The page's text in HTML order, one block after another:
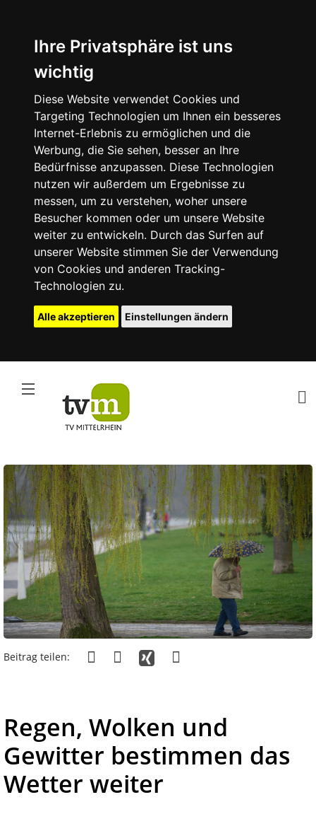
Ihre Privatsphäre ist uns
wichtig
Diese Website verwendet Cookies und
Targeting Technologien um Ihnen ein besseres
Internet-Erlebnis zu ermöglichen und die
Werbung, die Sie sehen, besser an Ihre
Bedürfnisse anzupassen. Diese Technologien
nutzen wir außerdem um Ergebnisse zu
messen, um zu verstehen, woher unsere
Besucher kommen oder um unsere Website
weiter zu entwickeln. Durch das Surfen auf
unserer Website stimmen Sie der Verwendung
von Cookies und anderen Tracking-
Technologien zu.
Alle akzeptieren Einstellungen ändern
Beitrag teilen:
Regen, Wolken und
Gewitter bestimmen das
Wetter weiter